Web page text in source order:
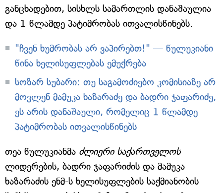
განცხადებით, სისხლს სამართლის დანაშაულია
და 1 წლამდე პატიმრობას ითვალისწინებს.
"ჩვენ ხუმრობას არ ვაპირებთ!" — წულუკიანი
წინა ხელისუფლებას ემუქრება
სოზარ სუბარი: თუ საგამოძიებო კომისიაზე არ
მოვლენ მამუკა ხაზარაძე და ბადრი ჯაფარიძე,
ეს არის დანაშაული, რომელიც 1 წლამდე
პატიმრობას ითვალისწინებს
თეა წულუკიანმა ძლიერი საქართველოს
ლიდერების, ბადრი ჯაფარიძის და მამუკა
ხაზარაძის ენმ-ს ხელისუფლების საქმიანობის